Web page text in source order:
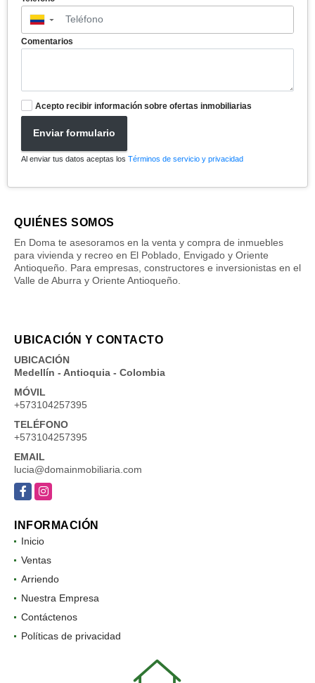
▼
Comentarios
Acepto recibir información sobre ofertas inmobiliarias
Enviar formulario
Al enviar tus datos aceptas los Términos de servicio y privacidad
QUIÉNES SOMOS
En Doma te asesoramos en la venta y compra de inmuebles
para vivienda y recreo en El Poblado, Envigado y Oriente
Antioqueño. Para empresas, constructores e inversionistas en el
Valle de Aburra y Oriente Antioqueño.
UBICACIÓN Y CONTACTO
UBICACIÓN
Medellín - Antioquia - Colombia
MÓVIL
+573104257395
TELÉFONO
+573104257395
EMAIL
lucia@domainmobiliaria.com
FacebookInstagram
INFORMACIÓN
Inicio
Ventas
Arriendo
Nuestra Empresa
Contáctenos
Políticas de privacidad